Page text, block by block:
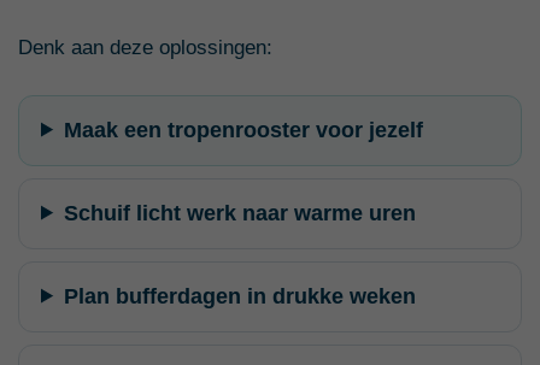
Denk aan deze oplossingen:
Maak een tropenrooster voor jezelf
Schuif licht werk naar warme uren
Plan bufferdagen in drukke weken